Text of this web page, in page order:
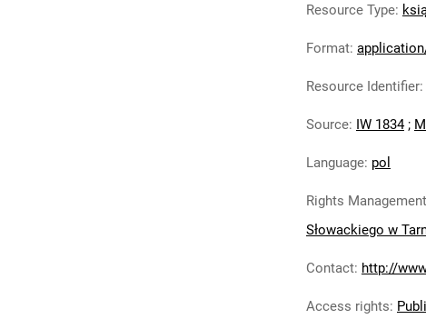
Resource Type:
Format:
Resource Identifier:
Source: IW 1834;
Language: pol
Rights Management
Słowackiego w
Contact: http://
Access rights: